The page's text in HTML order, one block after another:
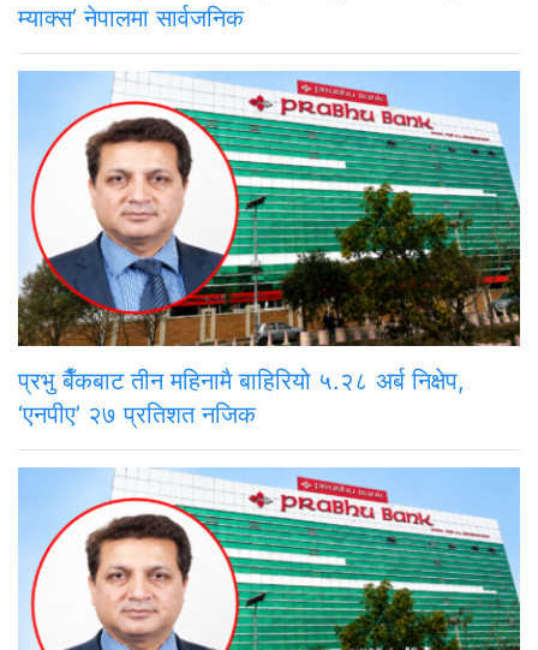
म्याक्स’ नेपालमा सार्वजनिक
प्रभु बैँकबाट तीन महिनामै बाहिरियो ५.२८ अर्ब निक्षेप,
‘एनपीए’ २७ प्रतिशत नजिक